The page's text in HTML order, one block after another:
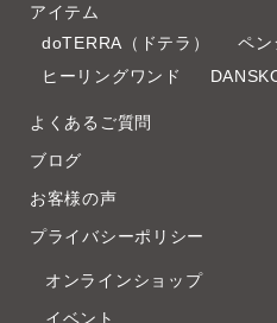
アイテム
doTERRA（ドテラ）
ペン
ヒーリングワンド
よくあるご質問
ブログ
お客様の声
プライバシーポリシー
オンラインショップ
イベント